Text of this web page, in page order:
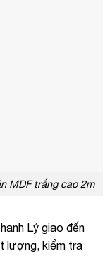
MDF trắng cao 2m
Lý giao đến
lượng, kiểm tra